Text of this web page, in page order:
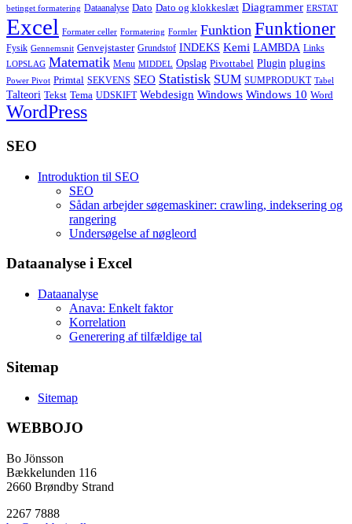
betinget formatering Dataanalyse Dato Dato og klokkeslæt Diagrammer ERSTAT
Excel Formater celler Formatering Formler Funktion Funktioner
Fysik Gennemsnit Genvejstaster Grundstof INDEKS Kemi LAMBDA Links
LOPSLAG Matematik Menu MIDDEL Opslag Pivottabel Plugin plugins
Power Pivot Primtal SEKVENS SEO Statistisk SUM SUMPRODUKT Tabel
Talteori Tekst Tema UDSKIFT Webdesign Windows Windows 10 Word
WordPress
SEO
Introduktion til SEO
SEO
Sådan arbejder søgemaskiner: crawling, indeksering og
rangering
Undersøgelse af nøgleord
Dataanalyse i Excel
Dataanalyse
Anava: Enkelt faktor
Korrelation
Generering af tilfældige tal
Sitemap
Sitemap
WEBBOJO
Bo Jönsson
Bækkelunden 116
2660 Brøndby Strand
2267 7888